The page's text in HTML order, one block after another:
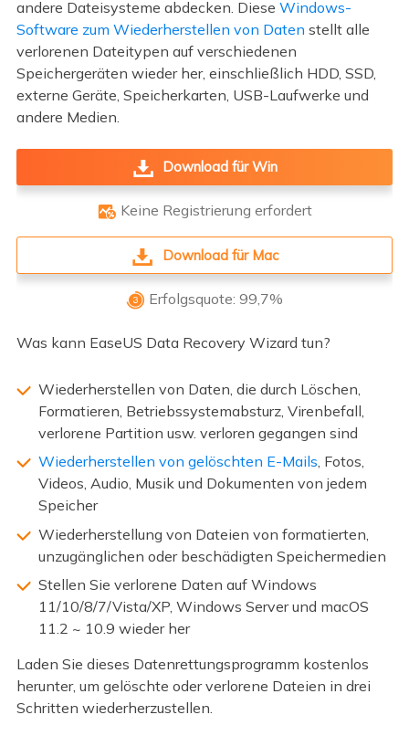
andere Dateisysteme abdecken. Diese Windows-
Software zum Wiederherstellen von Daten stellt alle
verlorenen Dateitypen auf verschiedenen
Speichergeräten wieder her, einschließlich HDD, SSD,
externe Geräte, Speicherkarten, USB-Laufwerke und
andere Medien.
Download für Win
 Keine Registrierung erfordert
Download für Mac
 Erfolgsquote: 99,7%
Was kann EaseUS Data Recovery Wizard tun?
Wiederherstellen von Daten, die durch Löschen,
Formatieren, Betriebssystemabsturz, Virenbefall,
verlorene Partition usw. verloren gegangen sind
Wiederherstellen von gelöschten E-Mails, Fotos,
Videos, Audio, Musik und Dokumenten von jedem
Speicher
Wiederherstellung von Dateien von formatierten,
unzugänglichen oder beschädigten Speichermedien
Stellen Sie verlorene Daten auf Windows
11/10/8/7/Vista/XP, Windows Server und macOS
11.2 ~ 10.9 wieder her
Laden Sie dieses Datenrettungsprogramm kostenlos
herunter, um gelöschte oder verlorene Dateien in drei
Schritten wiederherzustellen.